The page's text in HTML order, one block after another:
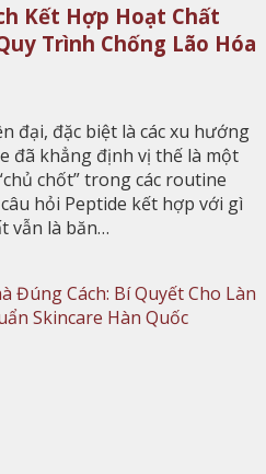
Kết Hợp Hoạt Chất
Trình Chống Lão Hóa
đại, đặc biệt là các xu hướng
đã khẳng định vị thế là một
chốt” trong các routine
hỏi Peptide kết hợp với gì
vẫn là băn…